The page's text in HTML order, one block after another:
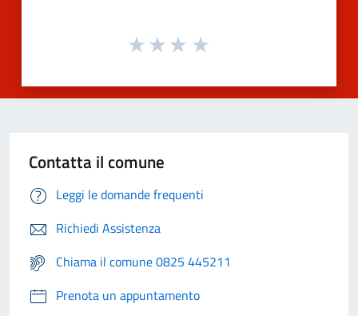
Contatta il comune
Leggi le domande frequenti
Richiedi Assistenza
Chiama il comune 0825 445211
Prenota un appuntamento